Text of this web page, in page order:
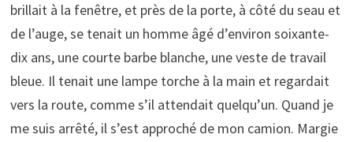
brillait à la fenêtre, et près de la porte, à côté du seau et
de l’auge, se tenait un homme âgé d’environ soixante-
dix ans, une courte barbe blanche, une veste de travail
bleue. Il tenait une lampe torche à la main et regardait
vers la route, comme s’il attendait quelqu’un. Quand je
me suis arrêté, il s’est approché de mon camion. Margie